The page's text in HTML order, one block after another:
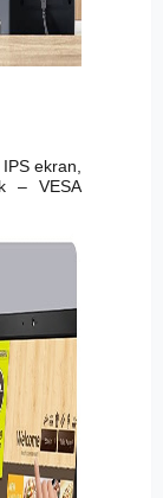
ekran,
– VESA